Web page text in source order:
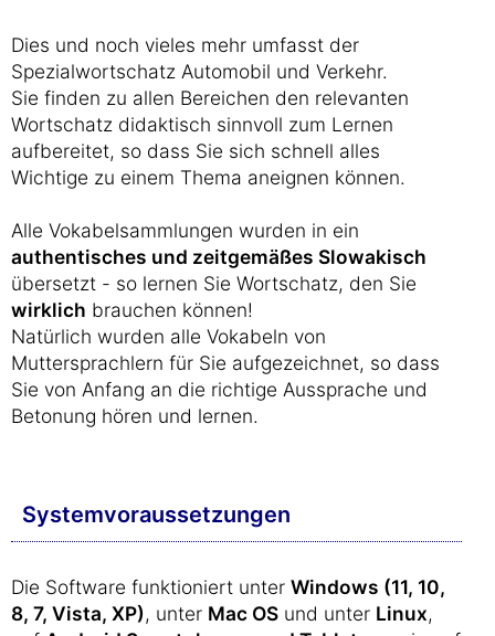
Dies und noch vieles mehr umfasst der
Spezialwortschatz Automobil und Verkehr.
Sie finden zu allen Bereichen den relevanten
Wortschatz didaktisch sinnvoll zum Lernen
aufbereitet, so dass Sie sich schnell alles
Wichtige zu einem Thema aneignen können.
Alle Vokabelsammlungen wurden in ein
authentisches und zeitgemäßes Slowakisch
übersetzt - so lernen Sie Wortschatz, den Sie
wirklich brauchen können!
Natürlich wurden alle Vokabeln von
Muttersprachlern für Sie aufgezeichnet, so dass
Sie von Anfang an die richtige Aussprache und
Betonung hören und lernen.
Systemvoraussetzungen
Die Software funktioniert unter Windows (11, 10,
8, 7, Vista, XP), unter Mac OS und unter Linux,